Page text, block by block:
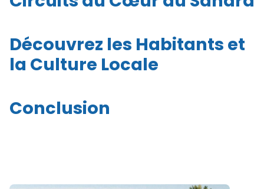
Découvrez les Habitants et
la Culture Locale
Conclusion